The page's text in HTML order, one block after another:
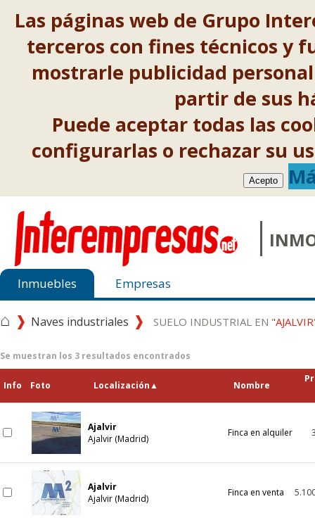
Las páginas web de Grupo
terceros con fines técnicos y
mostrarle publicidad
partir de sus
Puede aceptar todas las
configurarlas o rechazar su
Acepto
Inmuebles Empresas
⌂ Naves industriales SUELO INDUSTRIAL EN
Se muestran los 3 resultados encontrados
Info Foto Localización▲ Nombre
Ajalvir
Ajalvir (Madrid)
Finca en alquiler
Ajalvir
Ajalvir (Madrid)
Finca en venta